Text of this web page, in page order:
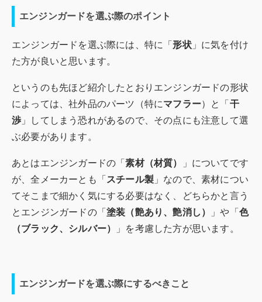
エンジンガードを選ぶ際のポイント
エンジンガードを選ぶ際には、特に「形状」に気を付け
た方が良いと思います。
というのも先ほど紹介したとおりエンジンガードの形状
によっては、社外品のパーツ（特にマフラー）と「 干
渉 」してしまう恐れがあるので、その点にも注意して選
ぶ必要があります。
あとはエンジンガードの「素材（材質）
」についてです
が、全メーカーとも「 スチール製 」なので、素材につい
てそこまで細かく気にする必要はなく、どちらかと言う
とエンジンガードの「 塗装（艶あり、艶消し） 」や「 色
（ブラック、シルバー）
」を考慮した方が思います。
エンジンガードを選ぶ際にするべきこと